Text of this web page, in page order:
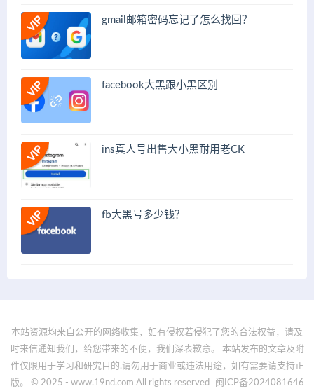
gmail邮箱密码忘记了怎么找回？
facebook大黑跟小黑区别
ins真人号出售大小黑耐用老CK
fb大黑号多少钱？
本站资源均来自公开的网络收集，如有侵权若侵犯了您的合法权益，请及
时来信通知我们，给您带来的不便，我们深表歉意。 本站发布的文章及附
件仅限用于学习和研究目的.请勿用于商业或违法用途，如有需要请支持正
版。 © 2025 - www.19nd.com All rights reserved
闽ICP备2024081646